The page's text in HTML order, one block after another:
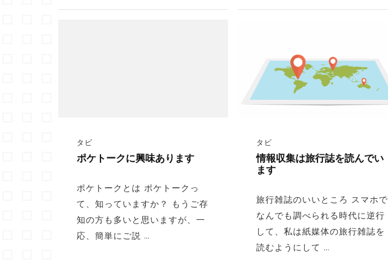
タビ
ポケトークに興味あります
ポケトークとは ポケトークっ
て、知っていますか？ もうご存
知の方も多いと思いますが、一
応、簡単にご説 …
タビ
情報収集は旅行誌を読んでい
ます
旅行雑誌のいいところ スマホで
なんでも調べられる時代に逆行
して、私は紙媒体の旅行雑誌を
読むようにして …